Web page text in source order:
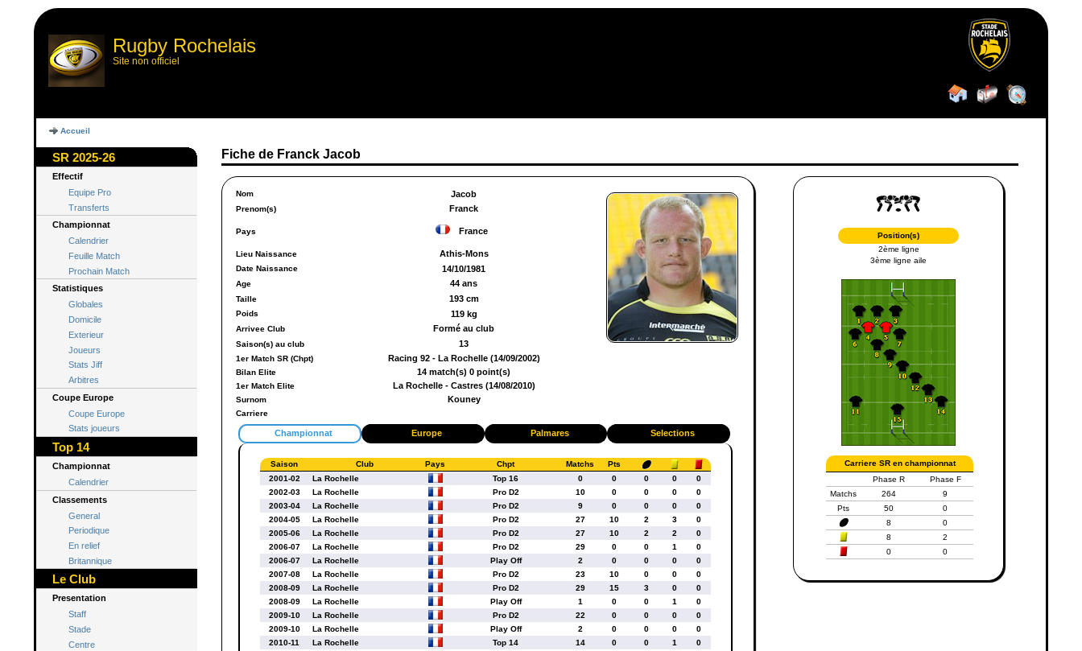
Rugby Rochelais
Site non officiel
Accueil
SR 2025-26
Effectif
Equipe Pro
Transferts
Championnat
Calendrier
Feuille Match
Prochain Match
Statistiques
Globales
Domicile
Exterieur
Joueurs
Stats Jiff
Arbitres
Coupe Europe
Coupe Europe
Stats joueurs
Top 14
Championnat
Calendrier
Classements
General
Periodique
En relief
Britannique
Le Club
Presentation
Staff
Stade
Centre
Fiche de Franck Jacob
Nom Jacob
Prenom(s) Franck
Pays France
Lieu Naissance Athis-Mons
Date Naissance 14/10/1981
Age 44 ans
Taille 193 cm
Poids 119 kg
Arrivee Club Formé au club
Saison(s) au club 13
1er Match SR (Chpt) Racing 92 - La Rochelle (14/09/2002)
Bilan Elite 14 match(s) 0 point(s)
1er Match Elite La Rochelle - Castres (14/08/2010)
Surnom Kouney
Carriere
Championnat Europe Palmares Selections
Saison Club Pays Chpt Matchs
Pts
2001-02
La Rochelle Top 16 0 0 0 0
0
2002-03
La Rochelle Pro D2 10 0 0 0
0
2003-04
La Rochelle Pro D2 9 0 0 0
0
2004-05
La Rochelle Pro D2 27 10 2 3
0
2005-06
La Rochelle Pro D2 27 10 2 2
0
2006-07
La Rochelle Pro D2 29 0 0 1
0
2006-07
La Rochelle Play Off 2 0 0 0
0
2007-08
La Rochelle Pro D2 23 10 0 0
0
2008-09
La Rochelle Pro D2 29 15 3 0
0
2008-09
La Rochelle Play Off 1 0 0 1
0
2009-10
La Rochelle Pro D2 22 0 0 0
0
2009-10
La Rochelle Play Off 2 0 0 0
0
2010-11
La Rochelle Top 14 14 0 0 1
0
Position(s)
2ème ligne
3ème ligne aile
Carriere SR en championnat
Phase R
Phase F
Matchs
264
9
Pts
50
0
8
0
8
2
0
0